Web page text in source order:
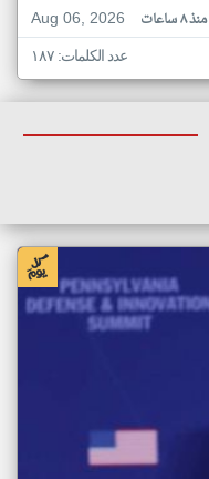
Aug 06, 2026
منذ ٨ ساعات
عدد الكلمات: ١٨٧